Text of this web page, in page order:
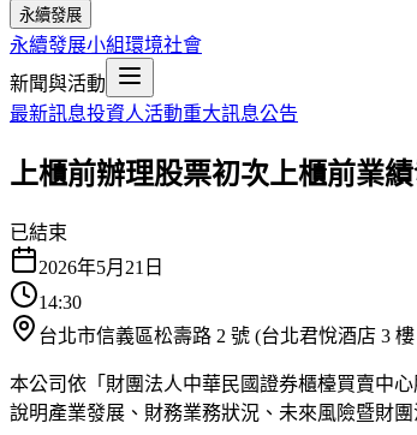
永續發展
永續發展小組環境社會
新聞與活動
最新訊息投資人活動重大訊息公告
上櫃前辦理股票初次上櫃前業
已結束
2026年5月21日
14:30
台北市信義區松壽路 2 號 (台北君悅酒店 3
本公司依「財團法人中華民國證券櫃檯買賣中
說明產業發展、財務業務狀況、未來風險暨財